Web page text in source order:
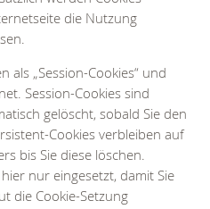
die Nutzung
als „Session-Cookies“ und
Session-Cookies sind
gelöscht, sobald Sie den
Cookies verbleiben auf
bis Sie diese löschen.
nur eingesetzt, damit Sie
die Cookie-Setzung